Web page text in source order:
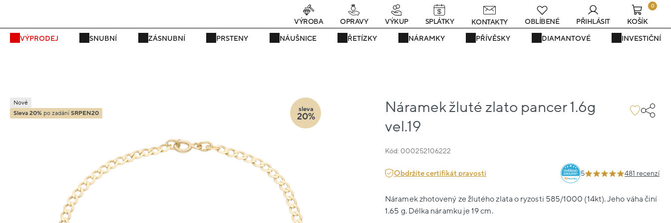
Právě teď! - 20 % na vše! Kód: SRPEN20 24 dní : 20h : 09m : 56s
VÝPRODEJ SNUBNÍ ZÁSNUBNÍ PRSTENY NÁUŠNICE ŘETÍZKY NÁRAMKY PŘÍVĚSKY DIAMANTOVÉ INVESTIČNÍ
VÝROBA OPRAVY VÝKUP SPLÁTKY KONTAKTY OBLÍBENÉ PŘIHLÁSIT
0
KOŠÍK
Náramek žluté zlato pancer 1.6g
vel.19
Kód: 000252106222
Nové
Sleva 20% po zadání SRPEN20
sleva
20%
Obdržíte certifikát pravosti 5 481 recenzí
Náramek zhotovený ze žlutého zlata o ryzosti 585/1000 (14kt). Jeho váha činí
1.65 g. Délka náramku je 19 cm.